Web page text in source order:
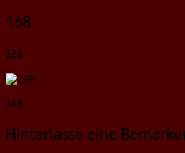
168
168
168
Hinterlasse eine